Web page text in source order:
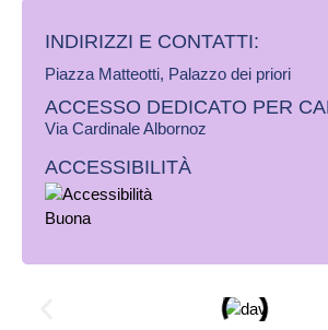
INDIRIZZI E CONTATTI:​
Piazza Matteotti, Palazzo dei priori
ACCESSO DEDICATO PER
Via Cardinale Albornoz
ACCESSIBILITÀ